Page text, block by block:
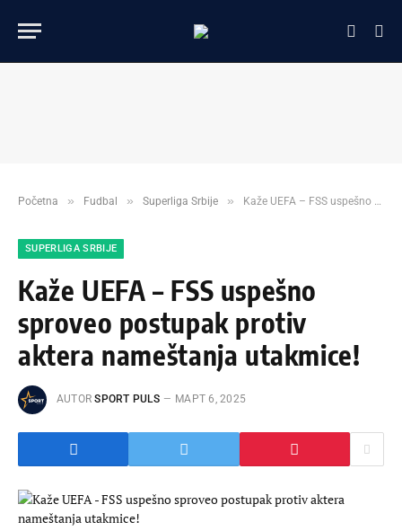
Početna » Fudbal » Superliga Srbije » Kaže UEFA – FSS uspešno sproveo postupak protiv aktera nameštanja utakmice!
SUPERLIGA SRBIJE
Kaže UEFA – FSS uspešno
sproveo postupak protiv
aktera nameštanja utakmice!
AUTOR SPORT PULS МАРТ 6, 2025